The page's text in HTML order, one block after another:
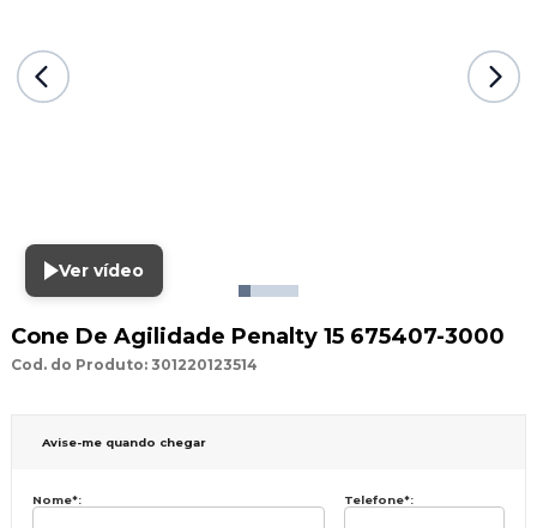
Ver vídeo
Cone De Agilidade Penalty 15 675407-3000
Cod. do Produto: 301220123514
Avise-me quando chegar
Nome*: Telefone*: